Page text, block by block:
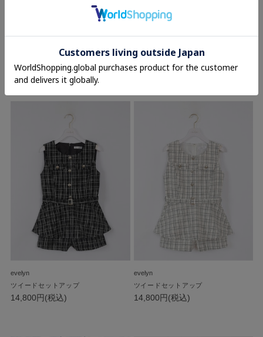
evelyn
オフショルリボンセットアップ
14,800円(税込)
evelyn
オフショルリボンセットアップ
14,800円(税込)
evelyn
ツイードセットアップ
14,800円(税込)
evelyn
ツイードセットアップ
14,800円(税込)